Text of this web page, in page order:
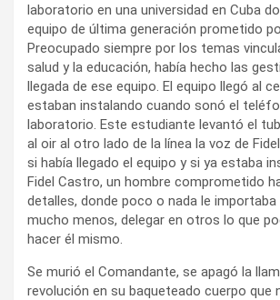
laboratorio en una universidad en Cuba
equipo de última generación prometido
Preocupado siempre por los temas
salud y la educación, había hecho las
llegada de ese equipo. El equipo llegó al
estaban instalando cuando sonó el
laboratorio. Este estudiante levantó el
al oir al otro lado de la línea la voz de
si había llegado el equipo y si ya estaba
Fidel Castro, un hombre comprometido
detalles, donde poco o nada le importaba
mucho menos, delegar en otros lo que
hacer él mismo.
Se murió el Comandante, se apagó la
revolución en su baqueteado cuerpo que